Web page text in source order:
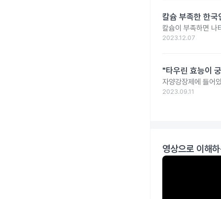
칼슘 부족한 한
칼슘이 부족하면 나
2023.12.07
"타우린 효능이
자양강장제에 들어
2023.09.11
영상으로 이해